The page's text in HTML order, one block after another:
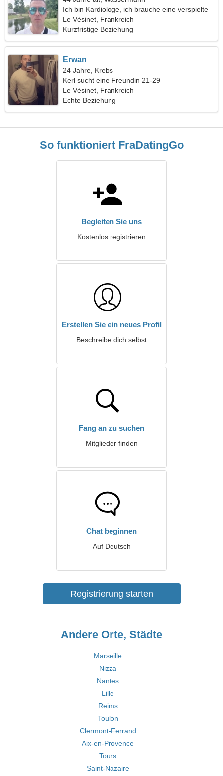
Ich bin Kardiologe, ich brauche eine verspielte
Frau
Le Vésinet, Frankreich
Kurzfristige Beziehung
Erwan
24 Jahre, Krebs
Kerl sucht eine Freundin 21-29
Le Vésinet, Frankreich
Echte Beziehung
So funktioniert FraDatingGo
Begleiten Sie uns
Kostenlos registrieren
Erstellen Sie ein neues Profil
Beschreibe dich selbst
Fang an zu suchen
Mitglieder finden
Chat beginnen
Auf Deutsch
Registrierung starten
Andere Orte, Städte
Marseille
Nizza
Nantes
Lille
Reims
Toulon
Clermont-Ferrand
Aix-en-Provence
Tours
Saint-Nazaire